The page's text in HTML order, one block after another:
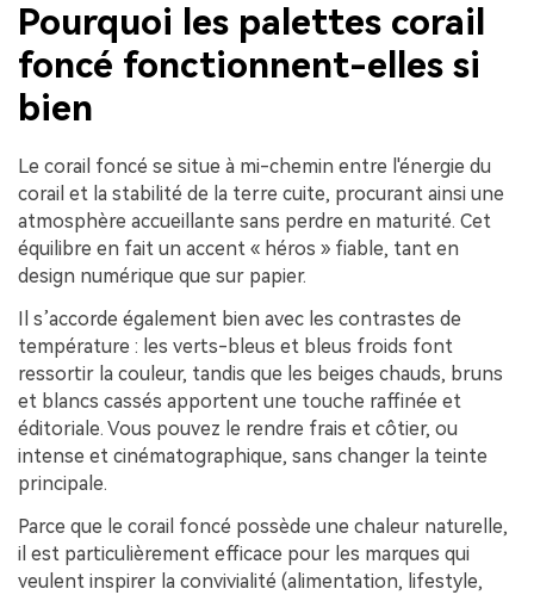
Pourquoi les palettes corail
foncé fonctionnent-elles si
bien
Le corail foncé se situe à mi-chemin entre l'énergie du
corail et la stabilité de la terre cuite, procurant ainsi une
atmosphère accueillante sans perdre en maturité. Cet
équilibre en fait un accent « héros » fiable, tant en
design numérique que sur papier.
Il s’accorde également bien avec les contrastes de
température : les verts-bleus et bleus froids font
ressortir la couleur, tandis que les beiges chauds, bruns
et blancs cassés apportent une touche raffinée et
éditoriale. Vous pouvez le rendre frais et côtier, ou
intense et cinématographique, sans changer la teinte
principale.
Parce que le corail foncé possède une chaleur naturelle,
il est particulièrement efficace pour les marques qui
veulent inspirer la convivialité (alimentation, lifestyle,